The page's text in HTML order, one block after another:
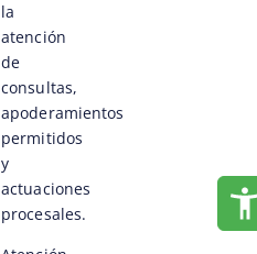
la
atención
de
consultas,
apoderamientos
permitidos
y
actuaciones
procesales.